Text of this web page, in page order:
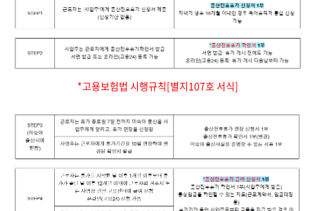
*고용보험법 시행규칙[별지107호 서식]